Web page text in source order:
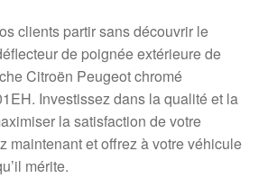
clients partir sans découvrir le
de poignée extérieure de
Citroën Peugeot chromé
Investissez dans la qualité et la
la satisfaction de votre
maintenant et offrez à votre véhicule
mérite.